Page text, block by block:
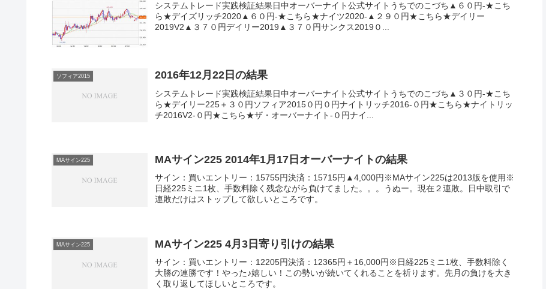
システムトレード実践検証結果日中オーバーナイト公式サイトうちでのこづち▲６０円-★こち
ら★デイズリッチ2020▲６０円-★こちら★ナイツ2020-▲２９０円★こちら★デイリー
2019V2▲３７０円デイリー2019▲３７０円サンクス2019０...
ソフィア2015 2016年12月22日の結果
システムトレード実践検証結果日中オーバーナイト公式サイトうちでのこづち▲３０円-★こち
ら★デイリー225＋３０円ソフィア2015０円０円ナイトリッチ2016-０円★こちら★ナイトリッ
チ2016V2-０円★こちら★ザ・オーバーナイト-０円ナイ...
MAサイン225 MAサイン225 2014年1月17日オーバーナイトの結果
サイン：買いエントリー：15755円決済：15715円▲4,000円※MAサイン225は2013版を使用※
日経225ミニ1枚、手数料除く残念ながら負けてました。。。うぬー。現在２連敗。日中取引で
連敗だけはストップして欲しいところです。
MAサイン225 MAサイン225 4月3日寄り引けの結果
サイン：買いエントリー：12205円決済：12365円＋16,000円※日経225ミニ1枚、手数料除く
大勝の連勝です！やった♪嬉しい！この勢いが続いてくれることを祈ります。先月の負けを大き
く取り返してほしいところです。